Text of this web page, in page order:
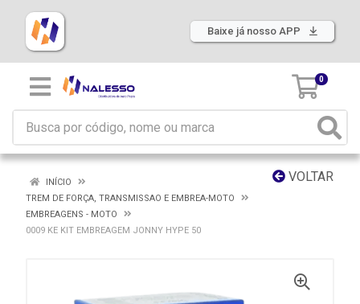
Baixe já nosso APP
0
VOLTAR
INÍCIO
TREM DE FORÇA, TRANSMISSAO E EMBREA-MOTO
EMBREAGENS - MOTO
0009 KE KIT EMBREAGEM JONNY HYPE 50